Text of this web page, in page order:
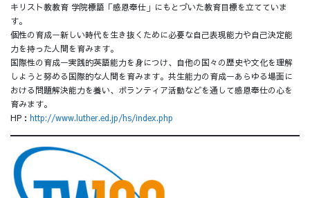
キリスト教教育 学院標語「感恩奉仕」にもとづいた教育目標を立てていま
す。
個性の育成ー新しい時代を生き抜くために必要な自己表現能力や自己決定能
力を持った人間を育みます。
国際性の育成ー実践的英語能力を身につけ、自他の国々の歴史や文化を理解
しようと努める国際的な人間を育みます。共生能力の育成ーあらゆる場面に
おける問題解決能力を養い、ボランティア活動などを通して感恩奉仕の心を
育みます。
HP： http://www.luther.ed.jp/hs/index.php